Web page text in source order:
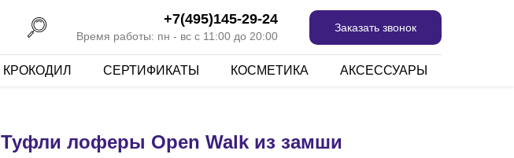
+7(495)145-29-24
Время работы: пн - вс с 11:00 до 20:00
Заказать звонок
КРОКОДИЛ СЕРТИФИКАТЫ КОСМЕТИКА АКСЕССУАРЫ
Туфли лоферы Open Walk из замши